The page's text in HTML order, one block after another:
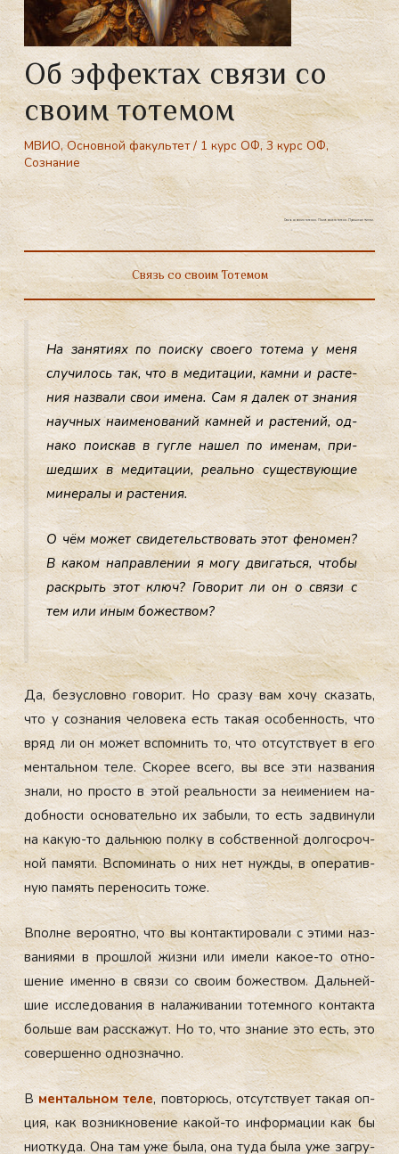
Об эффектах связи со
своим тотемом
МВИО,Основной факультет/1 курс ОФ,3 курс ОФ,
Сознание
Связь со своим тотемом. Поиск своего тотема. Прошлые жизни.
Связь со своим Тотемом
На за­няти­ях по по­ис­ку сво­его то­тема у ме­ня
слу­чилось так, что в ме­дита­ции, кам­ни и рас­те­
ния наз­ва­ли свои име­на. Сам я да­лек от зна­ния
на­уч­ных на­име­нова­ний кам­ней и рас­те­ний, од­
на­ко по­ис­кав в гуг­ле на­шел по име­нам, при­
шед­ших в ме­дита­ции, ре­аль­но су­щес­тву­ющие
ми­нера­лы и рас­те­ния.
О чём мо­жет сви­детель­ство­вать этот фе­номен?
В ка­ком нап­равле­нии я мо­гу дви­гать­ся, что­бы
рас­крыть этот ключ? Го­ворит ли он о свя­зи с
тем или иным бо­жес­твом?
Да, бе­зус­ловно го­ворит. Но сра­зу вам хо­чу ска­зать,
что у соз­на­ния че­лове­ка есть та­кая осо­бен­ность, что
вряд ли он мо­жет вспом­нить то, что от­сутс­тву­ет в его
мен­таль­ном те­ле. Ско­рее все­го, вы все эти наз­ва­ния
зна­ли, но прос­то в этой ре­аль­нос­ти за не­име­ни­ем на­
доб­ности ос­но­ватель­но их за­были, то есть зад­ви­нули
на ка­кую-то даль­нюю пол­ку в собс­твен­ной дол­госроч­
ной па­мяти. Вспо­минать о них нет нуж­ды, в опе­ратив­
ную па­мять пе­рено­сить то­же.
Впол­не ве­ро­ят­но, что вы кон­такти­рова­ли с эти­ми наз­
ва­ни­ями в прош­лой жиз­ни или име­ли ка­кое-то от­но­
шение имен­но в свя­зи со сво­им бо­жес­твом. Даль­ней­
шие ис­сле­дова­ния в на­лажи­вании то­тем­но­го кон­такта
боль­ше вам рас­ска­жут. Но то, что зна­ние это есть, это
со­вер­шенно од­нознач­но.
В мен­таль­ном те­ле, пов­то­рюсь, от­сутс­тву­ет та­кая оп­
ция, как воз­никно­вение ка­кой-то ин­форма­ции как бы
ни­от­ку­да. Она там уже бы­ла, она ту­да бы­ла уже заг­ру­